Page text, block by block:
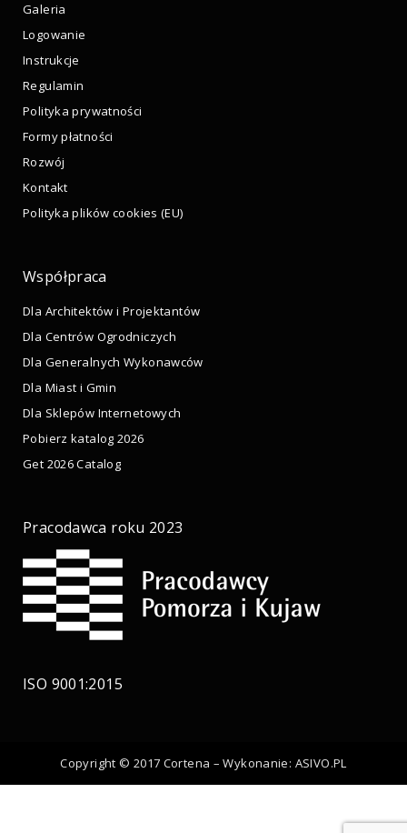
Galeria
Logowanie
Instrukcje
Regulamin
Polityka prywatności
Formy płatności
Rozwój
Kontakt
Polityka plików cookies (EU)
Współpraca
Dla Architektów i Projektantów
Dla Centrów Ogrodniczych
Dla Generalnych Wykonawców
Dla Miast i Gmin
Dla Sklepów Internetowych
Pobierz katalog 2026
Get 2026 Catalog
Pracodawca roku 2023
ISO 9001:2015
Copyright © 2017 Cortena – Wykonanie: ASIVO.PL